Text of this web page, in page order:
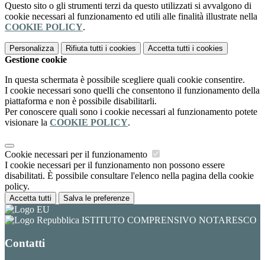
Questo sito o gli strumenti terzi da questo utilizzati si avvalgono di
cookie necessari al funzionamento ed utili alle finalità illustrate nella
COOKIE POLICY.
Personalizza Rifiuta tutti i cookies Accetta tutti i cookies
Gestione cookie
In questa schermata è possibile scegliere quali cookie consentire.
I cookie necessari sono quelli che consentono il funzionamento della
piattaforma e non è possibile disabilitarli.
Per conoscere quali sono i cookie necessari al funzionamento potete
visionare la COOKIE POLICY.
Cookie necessari per il funzionamento
I cookie necessari per il funzionamento non possono essere
disabilitati. È possibile consultare l'elenco nella pagina della cookie
policy.
Accetta tutti Salva le preferenze
ISTITUTO COMPRENSIVO NOTARESCO
Contatti